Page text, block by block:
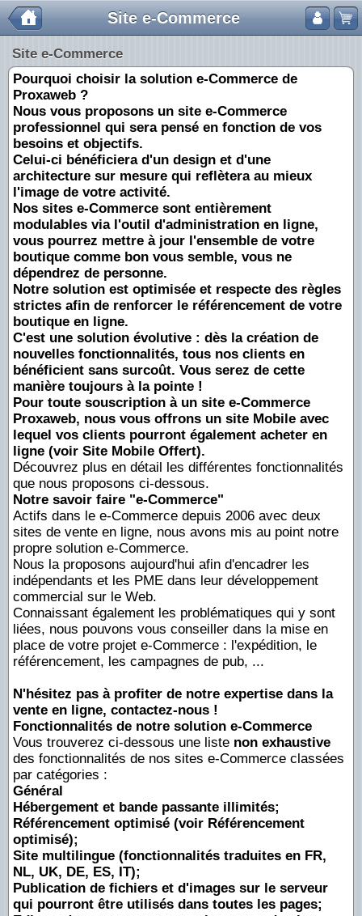
Site e-Commerce
Site e-Commerce
Pourquoi choisir la solution e-Commerce de
Proxaweb ?
Nous vous proposons un site e-Commerce
professionnel qui sera pensé en fonction de vos
besoins et objectifs.
Celui-ci bénéficiera d'un design et d'une
architecture sur mesure qui reflètera au mieux
l'image de votre activité.
Nos sites e-Commerce sont entièrement
modulables via l'outil d'administration en ligne,
vous pourrez mettre à jour l'ensemble de votre
boutique comme bon vous semble, vous ne
dépendrez de personne.
Notre solution est optimisée et respecte des règles
strictes afin de renforcer le référencement de votre
boutique en ligne.
C'est une solution évolutive : dès la création de
nouvelles fonctionnalités, tous nos clients en
bénéficient sans surcoût. Vous serez de cette
manière toujours à la pointe !
Pour toute souscription à un site e-Commerce
Proxaweb, nous vous offrons un site Mobile avec
lequel vos clients pourront également acheter en
ligne (voir Site Mobile Offert).
Découvrez plus en détail les différentes fonctionnalités
que nous proposons ci-dessous.
Notre savoir faire "e-Commerce"
Actifs dans le e-Commerce depuis 2006 avec deux
sites de vente en ligne, nous avons mis au point notre
propre solution e-Commerce.
Nous la proposons aujourd'hui afin d'encadrer les
indépendants et les PME dans leur développement
commercial sur le Web.
Connaissant également les problématiques qui y sont
liées, nous pouvons vous conseiller dans la mise en
place de votre projet e-Commerce : l'expédition, le
référencement, les campagnes de pub, ...
N'hésitez pas à profiter de notre expertise dans la
vente en ligne, contactez-nous !
Fonctionnalités de notre solution e-Commerce
Vous trouverez ci-dessous une liste non exhaustive
des fonctionnalités de nos sites e-Commerce classées
par catégories :
Général
Hébergement et bande passante illimités;
Référencement optimisé (voir Référencement
optimisé);
Site multilingue (fonctionnalités traduites en FR,
NL, UK, DE, ES, IT);
Publication de fichiers et d'images sur le serveur
qui pourront être utilisés dans toutes les pages;